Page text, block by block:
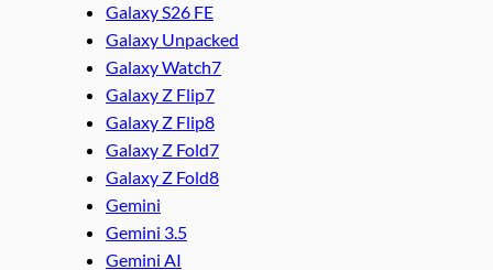
Galaxy S26 FE
Galaxy Unpacked
Galaxy Watch7
Galaxy Z Flip7
Galaxy Z Flip8
Galaxy Z Fold7
Galaxy Z Fold8
Gemini
Gemini 3.5
Gemini AI